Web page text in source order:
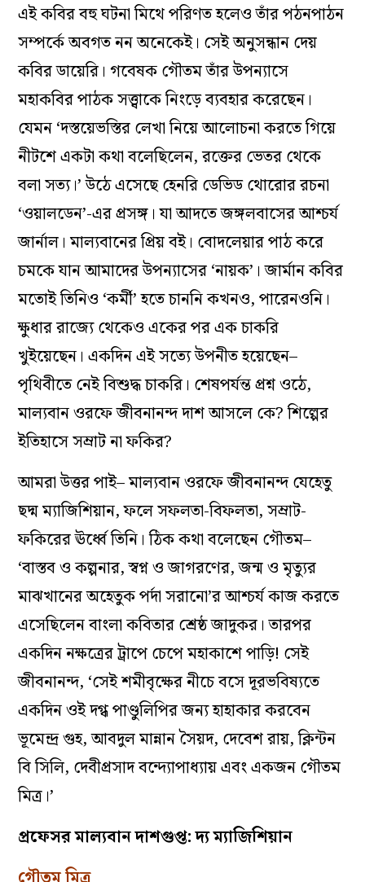
এই কবির বহু ঘটনা মিথে পরিণত হলেও তাঁর পঠনপাঠন
সম্পর্কে অবগত নন অনেকেই। সেই অনুসন্ধান দেয়
কবির ডায়েরি। গবেষক গৌতম তাঁর উপন্যাসে
মহাকবির পাঠক সত্ত্বাকে নিংড়ে ব্যবহার করেছেন।
যেমন ‘দস্তয়েভস্তির লেখা নিয়ে আলোচনা করতে গিয়ে
নীটশে একটা কথা বলেছিলেন, রক্তের ভেতর থেকে
বলা সত্য।’ উঠে এসেছে হেনরি ডেভিড থোরোর রচনা
‘ওয়ালডেন’-এর প্রসঙ্গ। যা আদতে জঙ্গলবাসের আশ্চর্য
জার্নাল। মাল্যবানের প্রিয় বই। বোদলেয়ার পাঠ করে
চমকে যান আমাদের উপন্যাসের ‘নায়ক’। জার্মান কবির
মতোই তিনিও ‘কর্মী’ হতে চাননি কখনও, পারেনওনি।
ক্ষুধার রাজ্যে থেকেও একের পর এক চাকরি
খুইয়েছেন। একদিন এই সত্যে উপনীত হয়েছেন–
পৃথিবীতে নেই বিশুদ্ধ চাকরি। শেষপর্যন্ত প্রশ্ন ওঠে,
মাল্যবান ওরফে জীবনানন্দ দাশ আসলে কে? শিল্পের
ইতিহাসে সম্রাট না ফকির?
আমরা উত্তর পাই– মাল্যবান ওরফে জীবনানন্দ যেহেতু
ছদ্ম ম্যাজিশিয়ান, ফলে সফলতা-বিফলতা, সম্রাট-
ফকিরের ঊর্ধ্বে তিনি। ঠিক কথা বলেছেন গৌতম–
‘বাস্তব ও কল্পনার, স্বপ্ন ও জাগরণের, জন্ম ও মৃত্যুর
মাঝখানের অহেতুক পর্দা সরানো’র আশ্চর্য কাজ করতে
এসেছিলেন বাংলা কবিতার শ্রেষ্ঠ জাদুকর। তারপর
একদিন নক্ষত্রের ট্রাপে চেপে মহাকাশে পাড়ি! সেই
জীবনানন্দ, ‘সেই শমীবৃক্ষের নীচে বসে দূরভবিষ্যতে
একদিন ওই দগ্ধ পাণ্ডুলিপির জন্য হাহাকার করবেন
ভূমেন্দ্র গুহ, আবদুল মান্নান সৈয়দ, দেবেশ রায়, ক্লিন্টন
বি সিলি, দেবীপ্রসাদ বন্দ্যোপাধ্যায় এবং একজন গৌতম
মিত্র।’
প্রফেসর মাল্যবান দাশগুপ্ত: দ্য ম্যাজিশিয়ান